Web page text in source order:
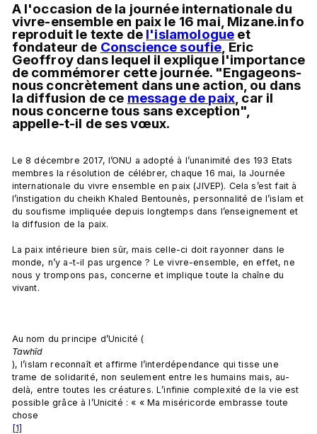
A l'occasion de la journée internationale du
vivre-ensemble en paix le 16 mai, Mizane.info
reproduit le texte de l'islamologue et
fondateur de Conscience soufie, Eric
Geoffroy dans lequel il explique l'importance
de commémorer cette journée. "Engageons-
nous concrètement dans une action, ou dans
la diffusion de ce message de paix, car il
nous concerne tous sans exception",
appelle-t-il de ses vœux.
Le 8 décembre 2017, l’ONU a adopté à l’unanimité des 193 Etats
membres la résolution de célébrer, chaque 16 mai, la Journée
internationale du vivre ensemble en paix (JIVEP). Cela s’est fait à
l’instigation du cheikh Khaled Bentounès, personnalité de l’islam et
du soufisme impliquée depuis longtemps dans l’enseignement et
la diffusion de la paix.
La paix intérieure bien sûr, mais celle-ci doit rayonner dans le
monde, n’y a-t-il pas urgence ? Le vivre-ensemble, en effet, ne
nous y trompons pas, concerne et implique toute la chaîne du
vivant.
Au nom du principe d’Unicité (
Tawhîd
), l’islam reconnaît et affirme l’interdépendance qui tisse une
trame de solidarité, non seulement entre les humains mais, au-
delà, entre toutes les créatures. L’infinie complexité de la vie est
possible grâce à l’Unicité : « « Ma miséricorde embrasse toute
chose
[1]